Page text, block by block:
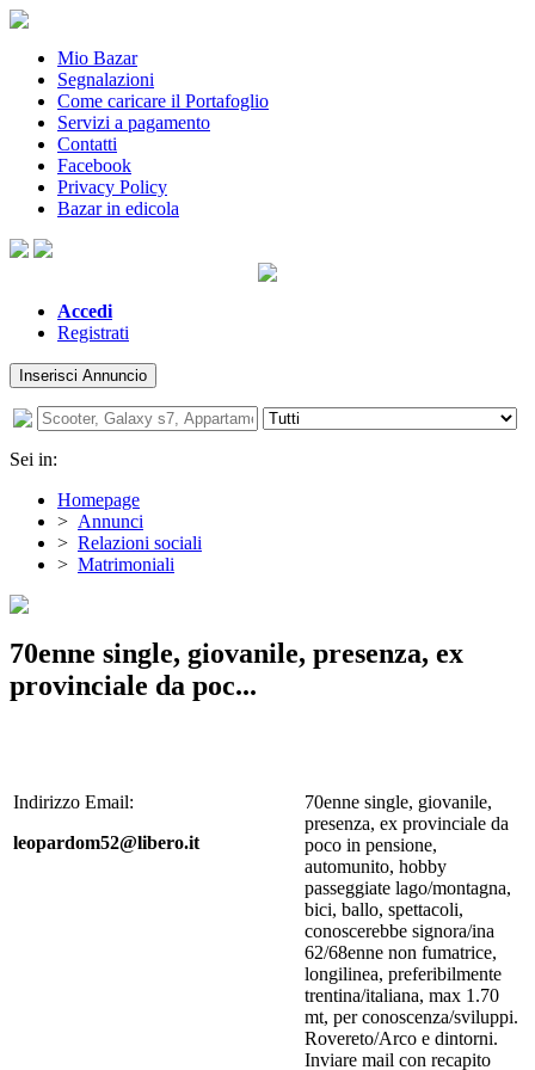
Mio Bazar
Segnalazioni
Come caricare il Portafoglio
Servizi a pagamento
Contatti
Facebook
Privacy Policy
Bazar in edicola
Accedi
Registrati
Inserisci Annuncio
Sei in:
Homepage
> Annunci
> Relazioni sociali
> Matrimoniali
70enne single, giovanile, presenza, ex
provinciale da poc...
Indirizzo Email:
leopardom52@libero.it
70enne single, giovanile,
presenza, ex provinciale da
poco in pensione,
automunito, hobby
passeggiate lago/montagna,
bici, ballo, spettacoli,
conoscerebbe signora/ina
62/68enne non fumatrice,
longilinea, preferibilmente
trentina/italiana, max 1.70
mt, per conoscenza/sviluppi.
Rovereto/Arco e dintorni.
Inviare mail con recapito